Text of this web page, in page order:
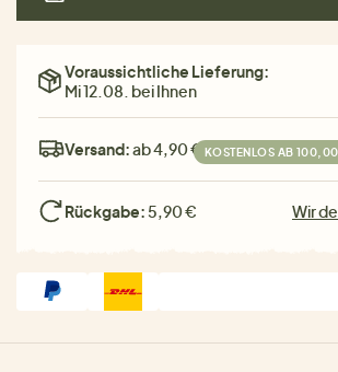
Voraussichtliche Lieferung:
Mi 12.08. bei Ihnen
Versand:ab 4,90 € KOSTENLOS AB
Rückgabe: 5,90 € Wir